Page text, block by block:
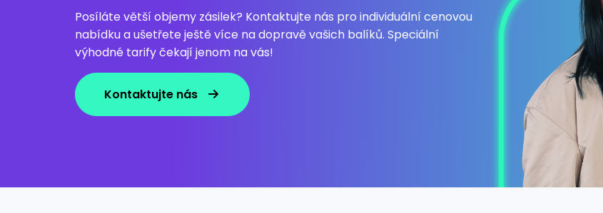
Posíláte větší objemy zásilek? Kontaktujte nás pro individuální cenovou
nabídku a ušetřete ještě více na dopravě vašich balíků. Speciální
výhodné tarify čekají jenom na vás!
Kontaktujte nás